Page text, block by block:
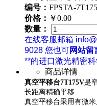
编号： FPSTA-
价格： ￥0.00
数量：
在线客服邮箱
9028 您也可网站留
**的进口激光精密
商品详情
真空平移台7T175V是
长距离精确平移.
真空平移台采用有微